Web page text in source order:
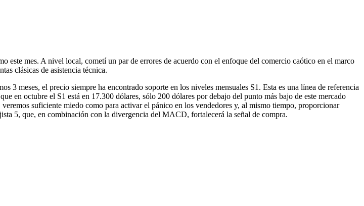
mes. A nivel local, cometí un par de errores de acuerdo con el enfoque del comercio caótico en el marco
clásicas de asistencia técnica.
meses, el precio siempre ha encontrado soporte en los niveles mensuales S1. Esta es una línea de referencia
en octubre el S1 está en 17.300 dólares, sólo 200 dólares por debajo del punto más bajo de este mercado
suficiente miedo como para activar el pánico en los vendedores y, al mismo tiempo, proporcionar
5, que, en combinación con la divergencia del MACD, fortalecerá la señal de compra.